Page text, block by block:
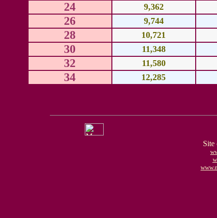
24 9,362
26 9,744
28 10,721
30 11,348
32 11,580
34 12,285